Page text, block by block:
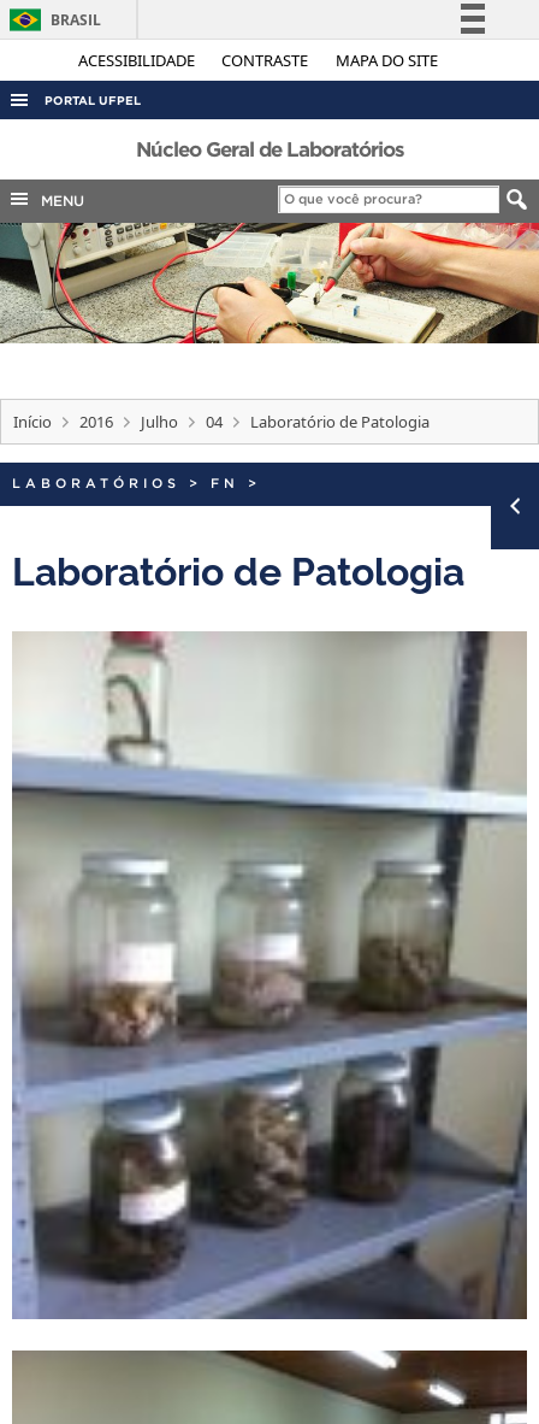
ACESSIBILIDADE CONTRASTE MAPA DO SITE
BRASIL
Simplifique!
Legislação
Canais
PORTAL UFPEL
ACESSO À INFORMAÇÃO
AUDITORIA
COBALTO
CONCURSOS
EDITAIS
INTERNACIONAL
PORTARIAS
Núcleo Geral de Laboratórios
MENU
Início 2016 Julho 04 Laboratório de Patologia
LABORATÓRIOS > FN >
Laboratório de Patologia